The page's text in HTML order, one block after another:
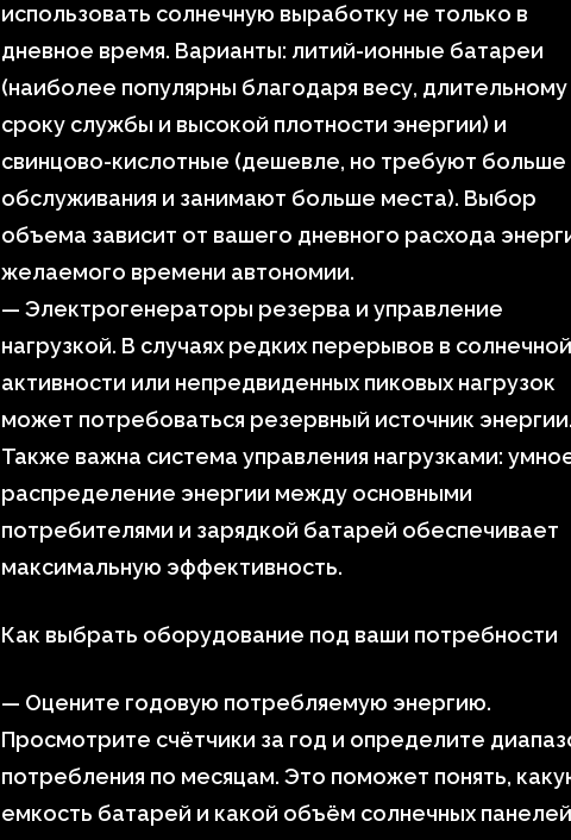
использовать солнечную выработку не только в
дневное время. Варианты: литий-ионные батареи
(наиболее популярны благодаря весу, длительному
сроку службы и высокой плотности энергии) и
свинцово-кислотные (дешевле, но требуют больше
обслуживания и занимают больше места). Выбор
объема зависит от вашего дневного расхода
желаемого времени автономии.
— Электрогенераторы резерва и управление
нагрузкой. В случаях редких перерывов в солнечной
активности или непредвиденных пиковых нагрузок
может потребоваться резервный источник энергии.
Также важна система управления нагрузками:
распределение энергии между основными
потребителями и зарядкой батарей обеспечивает
максимальную эффективность.
Как выбрать оборудование под ваши потребности
— Оцените годовую потребляемую энергию.
Просмотрите счётчики за год и определите
потребления по месяцам. Это поможет понять,
емкость батарей и какой объём солнечных панелей